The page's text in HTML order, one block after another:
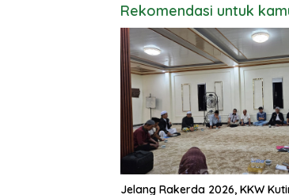
Rekomendasi untuk
Jelang Rakerda 2026, KKW